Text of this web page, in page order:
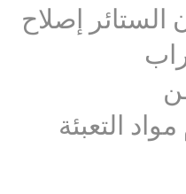
إصلاح
التعبئة